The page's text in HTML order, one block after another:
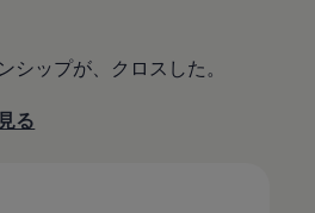
シップが、クロスした。
る